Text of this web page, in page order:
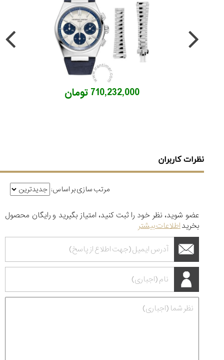
710,232,000 تومان
نظرات کاربران
مرتب سازی بر اساس:
عضو شوید، نظر خود را ثبت کنید، امتیاز بگیرید و رایگان محصول
بخریداطلاعات بیشتر